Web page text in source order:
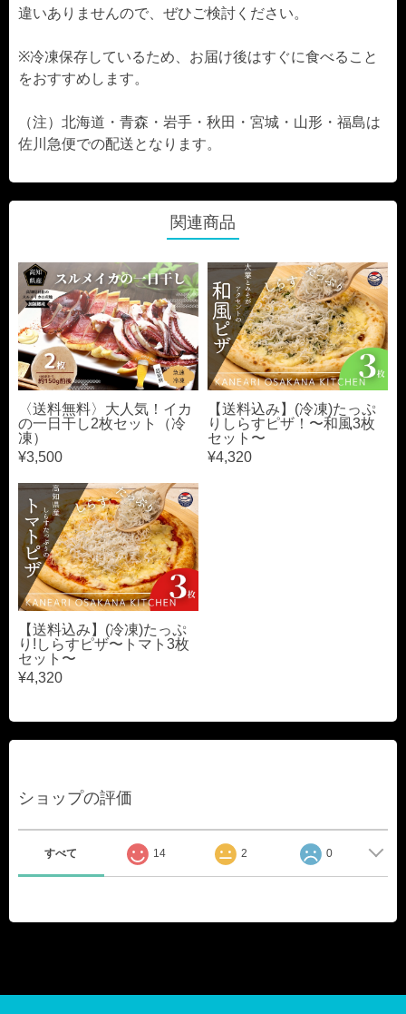
違いありませんので、ぜひご検討ください。
※冷凍保存しているため、お届け後はすぐに食べること
をおすすめします。
（注）北海道・青森・岩手・秋田・宮城・山形・福島は
佐川急便での配送となります。
関連商品
〈送料無料〉大人気！イカ
の一日干し2枚セット（冷
凍）
¥3,500
【送料込み】(冷凍)たっぷ
りしらすピザ！〜和風3枚
セット〜
¥4,320
【送料込み】(冷凍)たっぷ
り!しらすピザ〜トマト3枚
セット〜
¥4,320
ショップの評価
すべて 14 2 0